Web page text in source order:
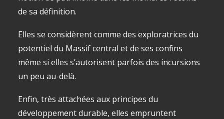
de sa définition.
Elles se considèrent comme des exploratrices du
potentiel du Massif central et de ses confins
même si elles s’autorisent parfois des incursions
un peu au-delà.
Enfin, très attachées aux principes du
développement durable, elles empruntent